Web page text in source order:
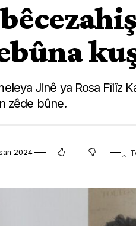
Jinê ya Rosa Fîlîz
zêde bûne.
2024